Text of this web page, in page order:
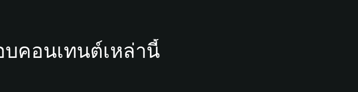
คอนเทนต์เหล่านี้